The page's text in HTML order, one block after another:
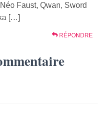
Faust, Qwan, Sword
[…]
RÉPONDRE